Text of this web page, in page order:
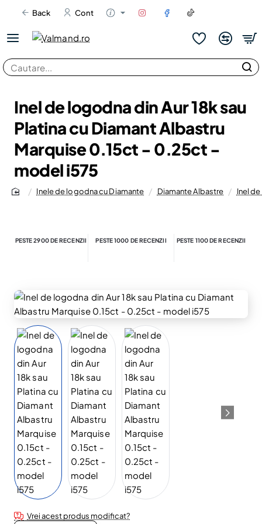
Back Cont
Cautare...
Inel de logodna din Aur 18k sau
Platina cu Diamant Albastru
Marquise 0.15ct - 0.25ct -
model i575
Inele de logodna cu Diamante Diamante Albastre Inel
PESTE 2900 DE RECENZII PESTE 1000 DE RECENZII PESTE 1100 DE RECENZII
Vrei acest produs modificat?